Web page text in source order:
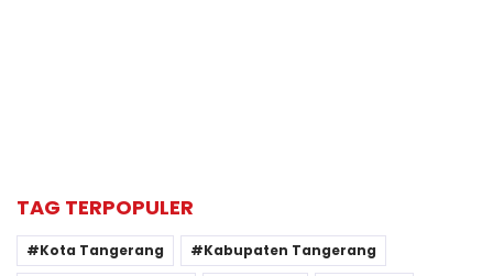
TAG TERPOPULER
Kota Tangerang
Kabupaten Tangerang